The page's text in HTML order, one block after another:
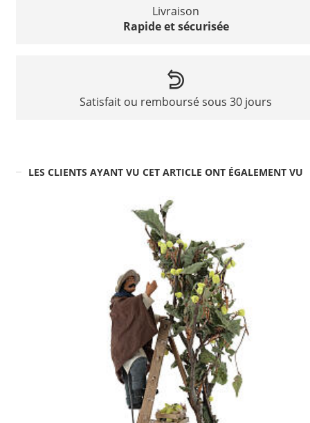
Livraison
Rapide et sécurisée
Satisfait ou remboursé sous 30 jours
LES CLIENTS AYANT VU CET ARTICLE ONT ÉGALEMENT VU